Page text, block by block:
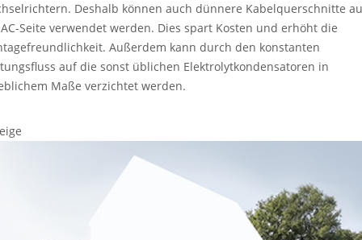
Deshalb können auch dünnere Kabelquerschnitte
Seite verwendet werden. Dies spart Kosten und erhöht die
Außerdem kann durch den konstanten
auf die sonst üblichen Elektrolytkondensatoren in
Maße verzichtet werden.